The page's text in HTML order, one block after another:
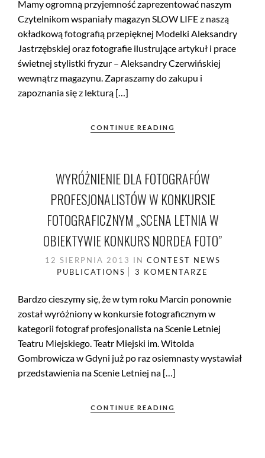
Mamy ogromną przyjemność zaprezentować naszym
Czytelnikom wspaniały magazyn SLOW LIFE z naszą
okładkową fotografią przepięknej Modelki Aleksandry
Jastrzębskiej oraz fotografie ilustrujące artykuł i prace
świetnej stylistki fryzur – Aleksandry Czerwińskiej
wewnątrz magazynu. Zapraszamy do zakupu i
zapoznania się z lekturą […]
CONTINUE READING
WYRÓŻNIENIE DLA FOTOGRAFÓW
PROFESJONALISTÓW W KONKURSIE
FOTOGRAFICZNYM „SCENA LETNIA W
OBIEKTYWIE KONKURS NORDEA FOTO”
12 SIERPNIA 2013 IN CONTEST NEWS
PUBLICATIONS
3 KOMENTARZE
Bardzo cieszymy się, że w tym roku Marcin ponownie
został wyróżniony w konkursie fotograficznym w
kategorii fotograf profesjonalista na Scenie Letniej
Teatru Miejskiego. Teatr Miejski im. Witolda
Gombrowicza w Gdyni już po raz osiemnasty wystawiał
przedstawienia na Scenie Letniej na […]
CONTINUE READING